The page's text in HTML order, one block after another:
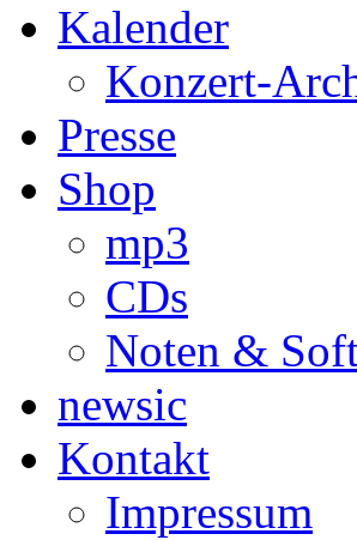
Kalender
Konzert-
Presse
Shop
mp3
CDs
Noten &
newsic
Kontakt
Impressum